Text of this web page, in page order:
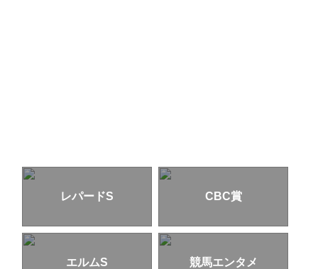
レパードS CBC賞
エルムS 競馬エンタメ